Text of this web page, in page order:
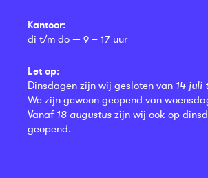
Kantoor:
di t/m do — 9 – 17 uur
Let op:
Dinsdagen zijn wij gesloten van 14 juli
We zijn gewoon geopend van
Vanaf 18 augustus zijn wij ook op
geopend.